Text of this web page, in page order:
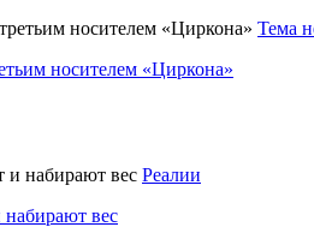
Тема
носителем «Циркона»
Реалии
вес